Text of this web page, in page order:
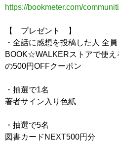
https://bookmeter.com/
【 プレゼント 】
・全話に感想を投稿した人 全員
BOOK☆WALKERストアで使え
の500円OFFクーポン
・抽選で1名
著者サイン入り色紙
・抽選で5名
図書カードNEXT500円分